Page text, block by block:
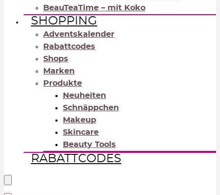
BeauTeaTime – mit Koko
SHOPPING
Adventskalender
Rabattcodes
Shops
Marken
Produkte
Neuheiten
Schnäppchen
Makeup
Skincare
Beauty Tools
RABATTCODES